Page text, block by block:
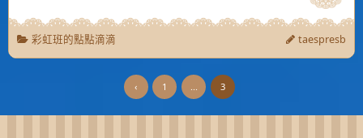
彩虹班的點點滴滴 taespresb
‹ 1 ... 3